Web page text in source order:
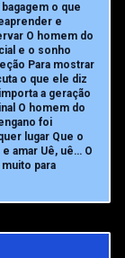
o que
e
O homem do
e o sonho
Para mostrar
o que ele diz
a geração
O homem do
foi
lugar Que o
amar Uê, uê… O
para